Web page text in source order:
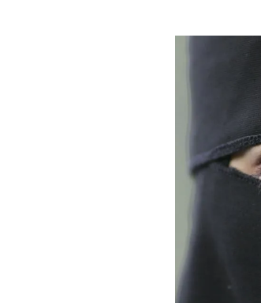
EVENTI
PRINCIPATO